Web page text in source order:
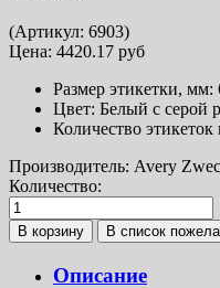
(Артикул: 6903)
Цена: 4420.17 руб
Размер этикетки, мм:
Цвет: Белый с серой
Количество этикеток
Производитель: Avery
Количество:
Описание